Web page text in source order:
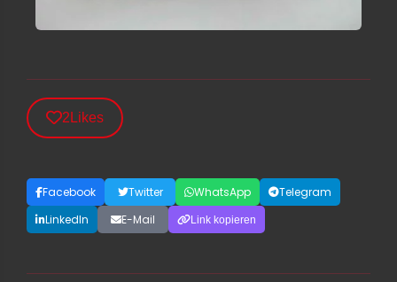
2 Likes
Facebook Twitter WhatsApp
Telegram
LinkedIn
E-Mail Link kopieren